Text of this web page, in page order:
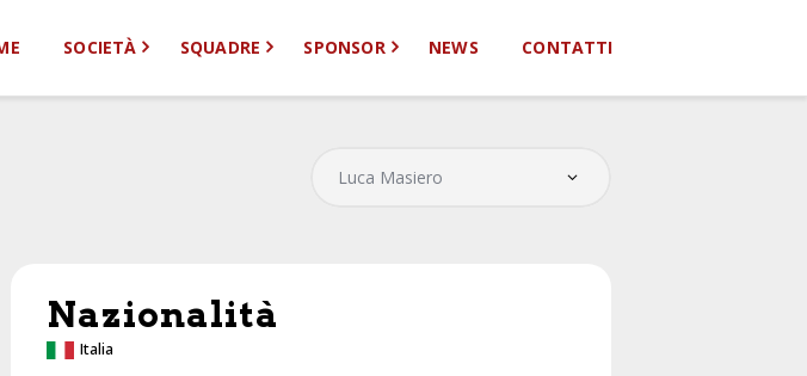
SOCIETÀ SQUADRE SPONSOR NEWS CONTATTI
Nazionalità
Italia